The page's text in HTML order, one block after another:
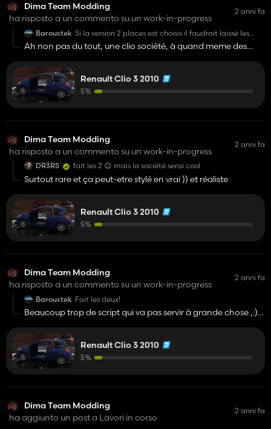
Dima Team Modding
ha risposto a un commento su un work-in-progress
2 anni fa
Baroustek Si la version 2 places est choisis il faudrait laissé les
vitres et pas les teinté en blanc/noir/bleu....
Ah non pas du tout, une clio société, à quand meme des
mais si ça serait une config, impossible de mettre quelque
chose dans le coffre, en bref je pense qu'il y a pas grande
chose qui pourrait rentré, donc vaut mieux mettre 5 places
avec le mod Universal Passager.
Renault Clio 3 2010
5%
Dima Team Modding
ha risposto a un commento su un work-in-progress
2 anni fa
DR3RS fait les 2 😉 mais la société serai cool
Surtout rare et ça peut-etre stylé en vrai )) et réaliste
Renault Clio 3 2010
5%
Dima Team Modding
ha risposto a un commento su un work-in-progress
2 anni fa
Baroustek Fait les deux!
Beaucoup trop de script qui va pas servir à grande chose ,:)
;
Renault Clio 3 2010
5%
Dima Team Modding
ha aggiunto un post a Lavori in corso
2 anni fa